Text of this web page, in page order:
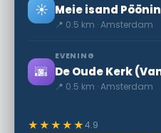
☀️ Meie isand
📍 0.5 km · Amsterdam
🌆
EVENING
De Oude Kerk
📍 0.5 km · Amsterdam
★★★★★4.9